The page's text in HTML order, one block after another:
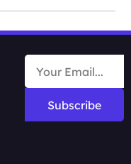
Subscribe